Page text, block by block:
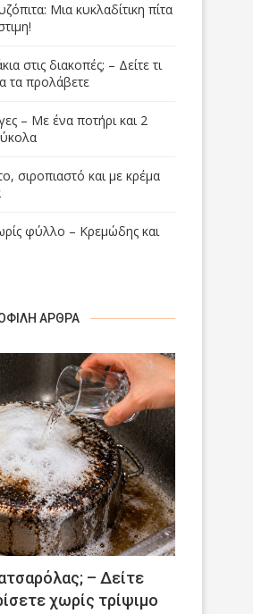
Μια κυκλαδίτικη πίτα
στις διακοπές; – Δείτε τι
τα προλάβετε
– Με ένα ποτήρι και 2
σιροπιαστό και με κρέμα
φύλλο – Κρεμώδης και
ΆΡΘΡΑ
– Δείτε
χωρίς τρίψιμο